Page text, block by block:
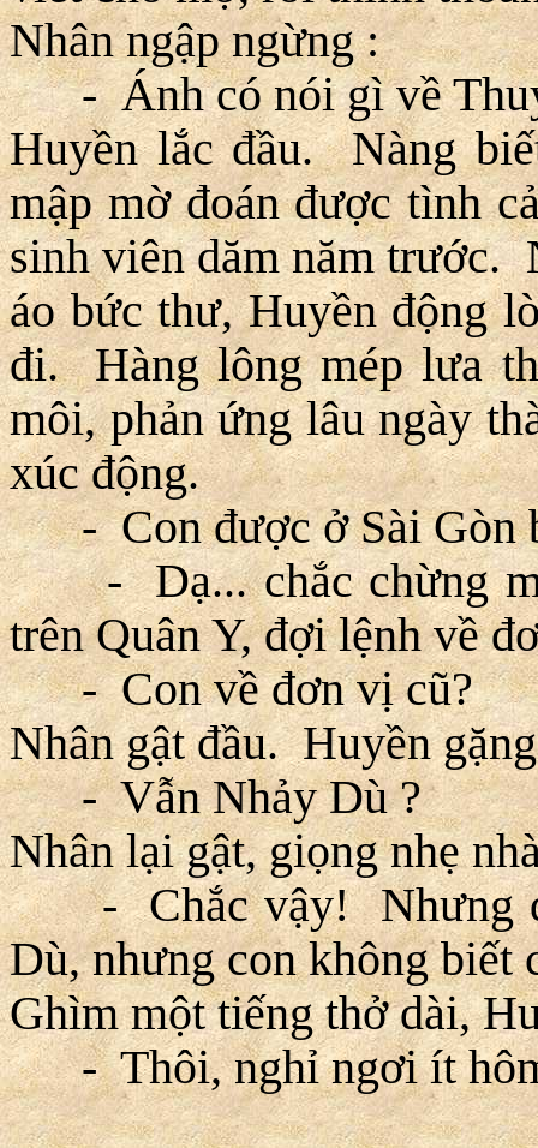
Nhân ngập ngừng :
- Ánh có nói gì về
Huyền lắc đầu. Nàng
mập mờ đoán được tình
sinh viên dăm năm trước.
áo bức thư, Huyền động
đi. Hàng lông mép lưa
môi, phản ứng lâu ngày
xúc động.
- Con được ở Sài Gòn
- Dạ... chắc chừng
trên Quân Y, đợi lệnh về
- Con về đơn vị cũ?
Nhân gật đầu. Huyền
- Vẫn Nhảy Dù ?
Nhân lại gật, giọng nhẹ
- Chắc vậy! Nhưng đại
Dù, nhưng con không biết
Ghìm một tiếng thở dài,
- Thôi, nghỉ ngơi ít hôm,